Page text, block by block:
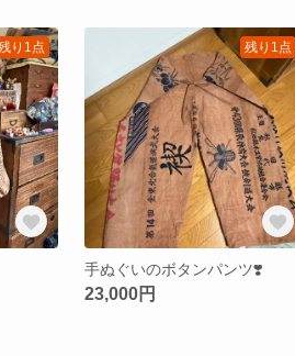
り1点 残り1点
手ぬぐいのボタンパンツ❣️
23,000円